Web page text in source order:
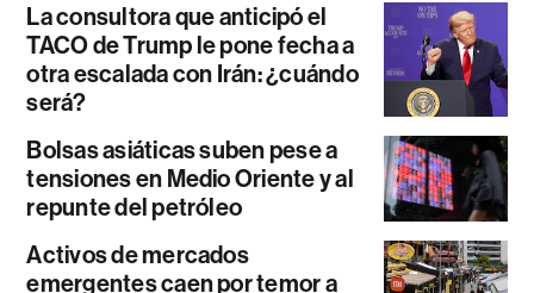
La consultora que anticipó el
TACO de Trump le pone fecha a
otra escalada con Irán: ¿cuándo
será?
Bolsas asiáticas suben pese a
tensiones en Medio Oriente y al
repunte del petróleo
Activos de mercados
emergentes caen por temor a